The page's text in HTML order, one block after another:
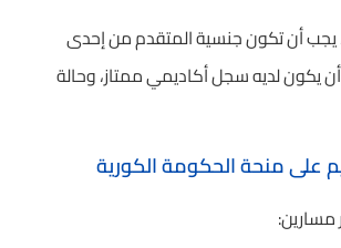
يجب أن تكون جنسية المتقدم من إحدى
يكون لديه سجل أكاديمي ممتاز، وحالة
مسارين: